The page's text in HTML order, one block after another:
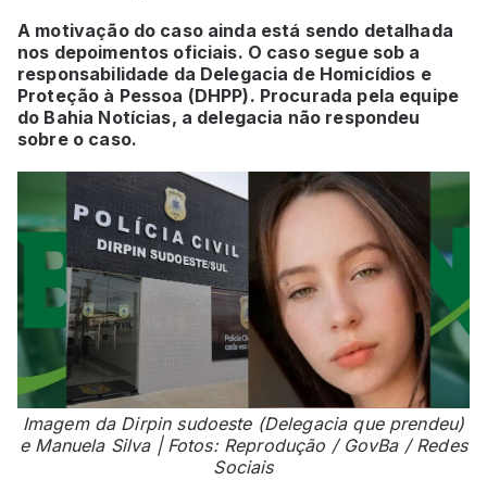
A motivação do caso ainda está sendo detalhada
nos depoimentos oficiais. O caso segue sob a
responsabilidade da Delegacia de Homicídios e
Proteção à Pessoa (DHPP). Procurada pela equipe
do Bahia Notícias, a delegacia não respondeu
sobre o caso.
Imagem da Dirpin sudoeste (Delegacia que prendeu)
e Manuela Silva | Fotos: Reprodução / GovBa / Redes
Sociais